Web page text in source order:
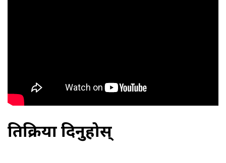
प्रतिक्रिया दिनुहोस्